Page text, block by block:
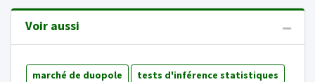
Voir aussi
marché de duopole tests d'inférence statistiques